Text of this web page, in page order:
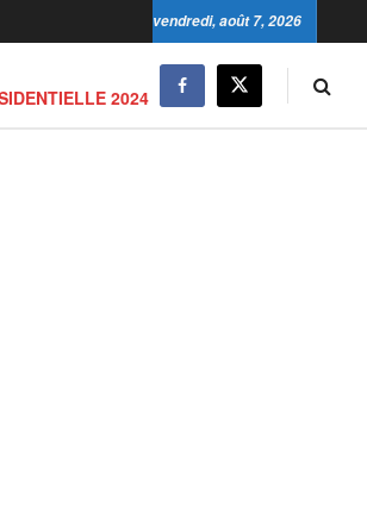
vendredi, août 7, 2026
2024